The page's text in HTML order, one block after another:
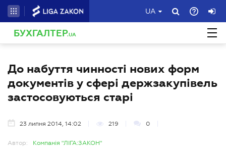
UA
БУХГАЛТЕР.UA
До набуття чинності нових форм
документів у сфері держзакупівель
застосовуються старі
23 липня 2014, 14:02 219 0
Автор: Компанія "ЛІГА:ЗАКОН"